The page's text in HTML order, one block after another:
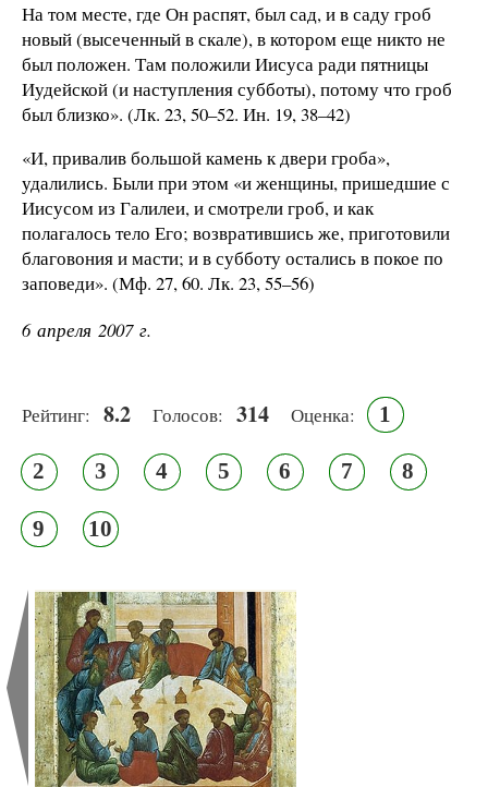
На том месте, где Он распят, был сад, и в саду гроб
новый (высеченный в скале), в котором еще никто не
был положен. Там положили Иисуса ради пятницы
Иудейской (и наступления субботы), потому что гроб
был близко». (Лк. 23, 50–52. Ин. 19, 38–42)
«И, привалив большой камень к двери гроба»,
удалились. Были при этом «и женщины, пришедшие с
Иисусом из Галилеи, и смотрели гроб, и как
полагалось тело Его; возвратившись же, приготовили
благовония и масти; и в субботу остались в покое по
заповеди». (Мф. 27, 60. Лк. 23, 55–56)
6 апреля 2007 г.
Рейтинг: 8.2 Голосов: 314 Оценка: 1
2 3 4 5 6 7 8
9 10